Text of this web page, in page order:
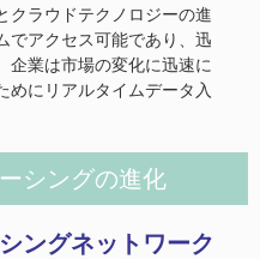
クラウドテクノロジーの進
でアクセス可能であり、迅
企業は市場の変化に迅速に
めにリアルタイムデータ入
シングの進化
ングネットワーク